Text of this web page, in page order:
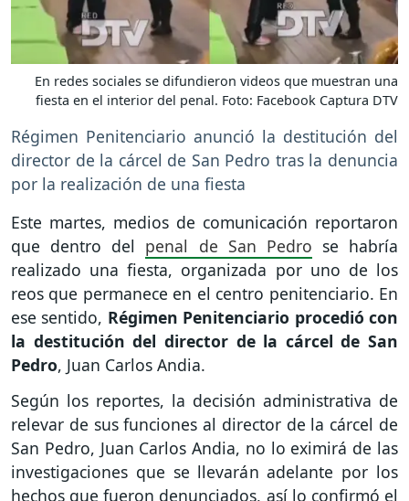
En redes sociales se difundieron videos que muestran una
fiesta en el interior del penal. Foto: Facebook Captura DTV
Régimen Penitenciario anunció la destitución del
director de la cárcel de San Pedro tras la denuncia
por la realización de una fiesta
Este martes, medios de comunicación reportaron
que dentro del penal de San Pedro se habría
realizado una fiesta, organizada por uno de los
reos que permanece en el centro penitenciario. En
ese sentido, Régimen Penitenciario procedió con
la destitución del director de la cárcel de San
Pedro, Juan Carlos Andia.
Según los reportes, la decisión administrativa de
relevar de sus funciones al director de la cárcel de
San Pedro, Juan Carlos Andia, no lo eximirá de las
investigaciones que se llevarán adelante por los
hechos que fueron denunciados, así lo confirmó el